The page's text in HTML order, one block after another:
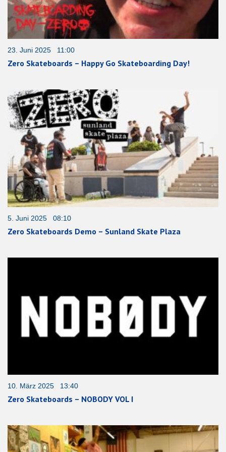
23. Juni 2025 11:00
Zero Skateboards – Happy Go Skateboarding Day!
5. Juni 2025 08:10
Zero Skateboards Demo – Sunland Skate Plaza
10. März 2025 13:40
Zero Skateboards – NOBODY VOL I